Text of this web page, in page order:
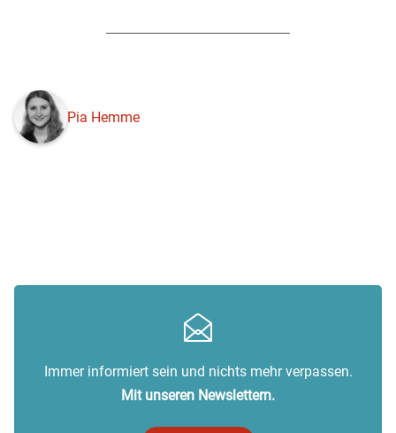
Pia Hemme
Immer informiert sein und nichts mehr verpassen.
Mit unseren Newslettern.